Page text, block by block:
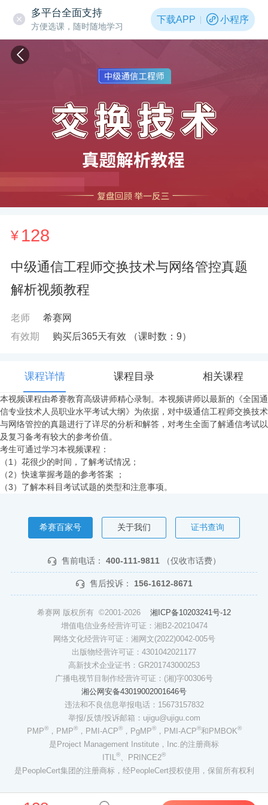
多平台全面支持
方便选课，随时随地学习
下载APP 小程序
¥ 128
中级通信工程师交换技术与网络管控真题
解析视频教程
老师
希赛网
有效期
购买后365天有效 （课时数： 9）
课程详情 课程目录 相关课程
本视频课程由希赛教育高级讲师精心录制。本视频讲师以最新的《全国通
信专业技术人员职业水平考试大纲》为依据，对中级通信工程师交换技术
与网络管控的真题进行了详尽的分析和解答，对考生全面了解通信考试以
及复习备考有较大的参考价值。
考生可通过学习本视频课程：
（1）花很少的时间，了解考试情况；
（2）快速掌握考题的参考答案 ；
（3）了解本科目考试试题的类型和注意事项。
希赛百家号 关于我们 证书查询
售前电话： 400-111-9811 （仅收市话费）
售后投诉： 156-1612-8671
希赛网 版权所有 ©2001-2026 湘ICP备10203241号-12
增值电信业务经营许可证：湘B2-20210474
网络文化经营许可证：湘网文(2022)0042-005号
出版物经营许可证：4301042021177
高新技术企业证书：GR201743000253
广播电视节目制作经营许可证：(湘)字00306号
湘公网安备43019002001646号
违法和不良信息举报电话：15673157832
举报/反馈/投诉邮箱：ujigu@ujigu.com
PMP®，PMP®，PMI-ACP®，PgMP®，PMI-ACP®和PMBOK®
是Project Management Institute，Inc.的注册商标
ITIL
® 、PRINCE2®
是PeopleCert集团的注册商标，经PeopleCert授权使用，保留所有权利